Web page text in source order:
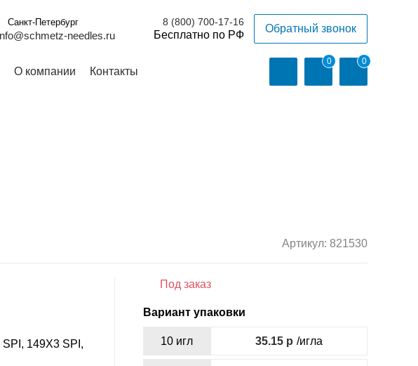
Санкт-Петербург
needles.ru
8 (800) 700-17-16
Обратный звонок
О компании Контакты
0 0
Артикул: 821530
149X3 SPI,
Под заказ
Вариант упаковки
10 игл 35.15 /игла